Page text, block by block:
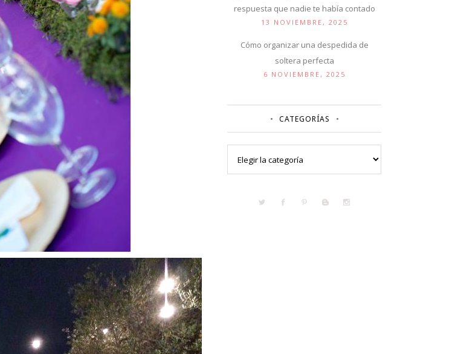
respuesta que nadie te había contado
13 NOVIEMBRE, 2025
Cómo organizar una despedida de
soltera perfecta
6 NOVIEMBRE, 2025
CATEGORÍAS